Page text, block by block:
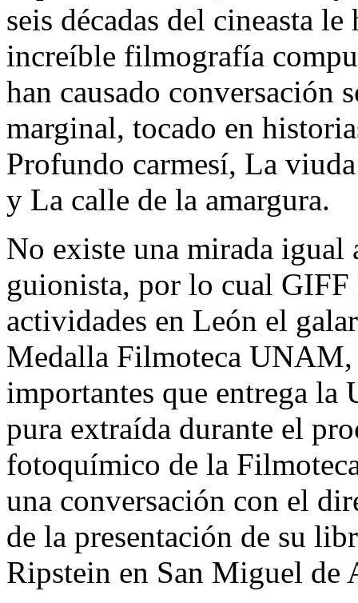
seis décadas del cineasta
increíble filmografía
han causado conversación
marginal, tocado en
Profundo carmesí, La
y La calle de la amargura.
No existe una mirada
guionista, por lo cual GIFF
actividades en León el
Medalla Filmoteca UNAM,
importantes que entrega la
pura extraída durante el
fotoquímico de la
una conversación con el
de la presentación de su
Ripstein en San Miguel de